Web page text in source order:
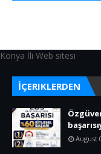
Konya İli Web sitesi
İÇERIKLERDEN
August